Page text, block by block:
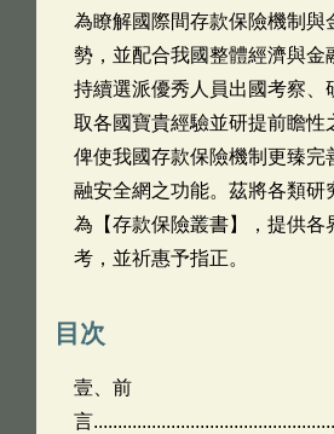
為瞭解國際間存款保險機制與
勢，並配合我國整體經濟與金
持續選派優秀人員出國考察、
取各國寶貴經驗並研提前瞻性
俾使我國存款保險機制更臻完
融安全網之功能。茲將各類研
為【存款保險叢書】，提供各
考，並祈惠予指正。
目次
壹、前
言